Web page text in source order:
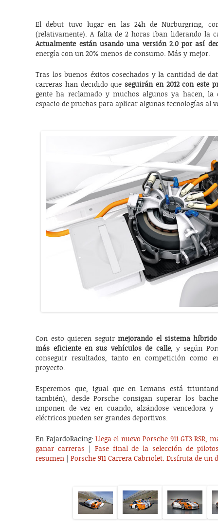
El debut tuvo lugar en las 24h de Nürburgring,
(relativamente). A falta de 2 horas iban liderando la
Actualmente están usando una versión 2.0 por así
energía con un 20% menos de consumo. Más y mejor.
Tras los buenos éxitos cosechados y la cantidad de
carreras han decidido que seguirán en 2012 con este
gente ha reclamado y muchos algunos ya hacen,
espacio de pruebas para aplicar algunas tecnologías al
Con esto quieren seguirmejorando el sistema
más eficiente en sus vehículos de calle, y según
conseguir resultados, tanto en competición como
proyecto.
Esperemos que, igual que en Lemans está
también), desde Porsche consigan superar los
imponen de vez en cuando, alzándose vencedora
eléctricos pueden ser grandes deportivos.
En FajardoRacing: Llega el nuevo Porsche 911 GT3
ganar carreras
Fase final de la selección de
resumen |Porsche 911 Carrera Cabriolet. Disfruta de